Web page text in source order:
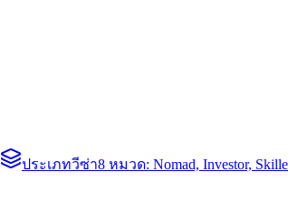
ประเภทวีซ่า8 หมวด: Nomad, Investor,